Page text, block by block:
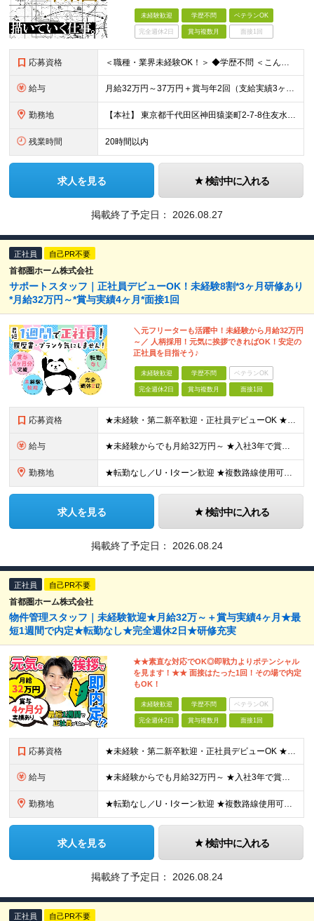
未経験歓迎 学歴不問 ベテランOK
完全週休2日 賞与複数月 面接1回
応募資格 ＜職種・業界未経験OK！＞ ◆学歴不問 ＜こんな方は、ぜひご応募ください！＞ □社会に影響を与えるスケールの大きな仕事に挑戦したい □人と話しながら、物事を前に進めることが好き □専門知識を身につけ
給与 月給32万円～37万円＋賞与年2回（支給実績3ヶ月分） ※経験・年齢・能力を考慮の上、当社規定により決定します。 ※上記月給には固定残業代(45時間分／70,234円～)
勤務地 【本社】 東京都千代田区神田猿楽町2-7-8住友水道橋ビル3F ※当面の間、転勤はありません ※変更の範囲：上記を除く当社関連勤務地
残業時間 20時間以内
求人を見る 検討中に入れる
掲載終了予定日： 2026.08.27
正社員 自己PR不要
首都圏ホーム株式会社
サポートスタッフ｜正社員デビューOK！未経験8割*3ヶ月研修あり
*月給32万円～*賞与実績4ヶ月*面接1回
＼元フリーターも活躍中！未経験から月給32万円
～／ 人柄採用！元気に挨拶できればOK！安定の
正社員を目指そう♪
未経験歓迎 学歴不問 ベテランOK
完全週休2日 賞与複数月 面接1回
応募資格 ★未経験・第二新卒歓迎・正社員デビューOK ★学歴不問、20代・30代活躍中 ※男性スタッフが多数活躍しているポジションです！ 飲食店や営業、アパレルなど、 異業種からスタートした未経験メンバーが8
給与 ★未経験からでも月給32万円～ ★入社3年で賞与支給年間100万円超想定 ★初年度想定年収400万円～ ■月給32万円以上＋賞与年2回 ※経験・スキルを考慮の上、当社規定により優遇します ※固定残
勤務地 ★転勤なし／U・Iターン歓迎 ★複数路線使用可能で好アクセス！ 東京都新宿区下落合2-5-10 ※(変更の範囲)上記を除く当社関連勤務地
求人を見る 検討中に入れる
掲載終了予定日： 2026.08.24
正社員 自己PR不要
首都圏ホーム株式会社
物件管理スタッフ｜未経験歓迎★月給32万～＋賞与実績4ヶ月★最
短1週間で内定★転勤なし★完全週休2日★研修充実
★★素直な対応でOK◎即戦力よりポテンシャル
を見ます！★★ 面接はたった1回！その場で内定
もOK！
未経験歓迎 学歴不問 ベテランOK
完全週休2日 賞与複数月 面接1回
応募資格 ★未経験・第二新卒歓迎・正社員デビューOK ★学歴不問、20代・30代活躍中 ※男性スタッフが多数活躍しているポジションです！ 飲食店や営業、アパレルなど、 異業種からスタートした未経験メンバーが8
給与 ★未経験からでも月給32万円～ ★入社3年で賞与支給年間100万円超想定 ★初年度想定年収400万円～ ■月給32万円以上＋賞与年2回 ※経験・スキルを考慮の上、当社規定により優遇します ※固定残
勤務地 ★転勤なし／U・Iターン歓迎 ★複数路線使用可能で好アクセス！ 東京都新宿区下落合2-5-10 ※(変更の範囲)上記を除く当社関連勤務地
求人を見る 検討中に入れる
掲載終了予定日： 2026.08.24
正社員 自己PR不要